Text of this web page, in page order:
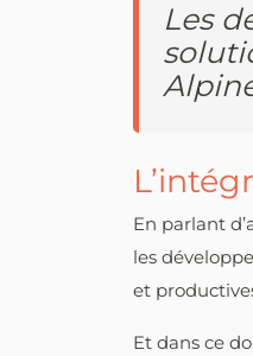
Les
En parlant
les
et
Et dans ce